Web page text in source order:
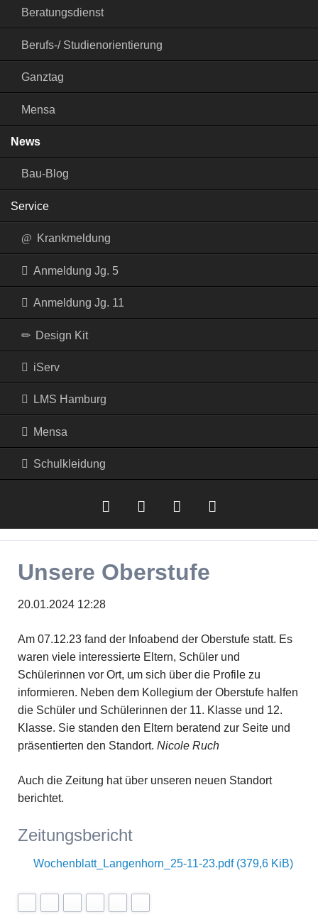
Beratungsdienst
Berufs-/ Studienorientierung
Ganztag
Mensa
News
Bau-Blog
Service
Krankmeldung
Anmeldung Jg. 5
Anmeldung Jg. 11
Design Kit
iServ
LMS Hamburg
Mensa
Schulkleidung
iserv
Hamburg
Mensa
Feed
Unsere Oberstufe
20.01.2024 12:28
Am 07.12.23 fand der Infoabend der Oberstufe statt. Es
waren viele interessierte Eltern, Schüler und
Schülerinnen vor Ort, um sich über die Profile zu
informieren. Neben dem Kollegium der Oberstufe halfen
die Schüler und Schülerinnen der 11. Klasse und 12.
Klasse. Sie standen den Eltern beratend zur Seite und
präsentierten den Standort. Nicole Ruch
Auch die Zeitung hat über unseren neuen Standort
berichtet.
Zeitungsbericht
Wochenblatt_Langenhorn_25-11-23.pdf (379,6 KiB)